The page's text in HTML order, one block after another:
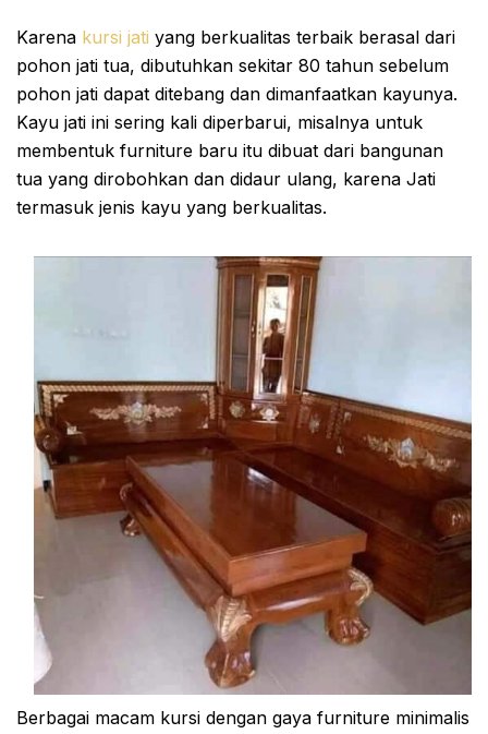
Karena kursi jati yang berkualitas terbaik berasal dari
pohon jati tua, dibutuhkan sekitar 80 tahun sebelum
pohon jati dapat ditebang dan dimanfaatkan kayunya.
Kayu jati ini sering kali diperbarui, misalnya untuk
membentuk furniture baru itu dibuat dari bangunan
tua yang dirobohkan dan didaur ulang, karena Jati
termasuk jenis kayu yang berkualitas.
Berbagai macam kursi dengan gaya furniture minimalis